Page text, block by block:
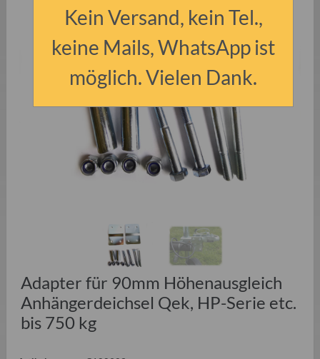
Adapter für 90mm Höhenausgleich
Anhängerdeichsel Qek, HP-Serie etc.
bis 750 kg
Kein Versand, kein Tel.,
keine Mails, WhatsApp ist
möglich. Vielen Dank.